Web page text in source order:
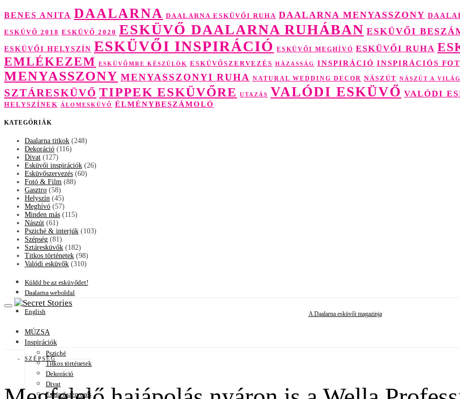
BENES ANITA DAALARNA DAALARNA ESKÜVŐI RUHA DAALARNA MENYASSZONY
ESKÜVŐ 2018 ESKÜVŐ 2020 ESKÜVŐ DAALARNA RUHÁBAN ESKÜVŐI
ESKÜVŐI HELYSZÍN ESKÜVŐI INSPIRÁCIÓ ESKÜVŐI MEGHÍVÓ ESKÜVŐI RUHA
EMLÉKEZEM
ESKÜVŐMRE KÉSZÜLÖK ESKÜVŐSZERVEZÉS HÁZASSÁG INSPIRÁCIÓ INSPIRÁCIÓS
MENYASSZONY MENYASSZONYI RUHA NATURAL WEDDING DECOR NÁSZÚT NÁSZÚT A
SZTÁRESKÜVŐ TIPPEK ESKÜVŐRE UTAZÁS VALÓDI ESKÜVŐ VALÓDI
HELYSZÍNEK ÁLOMESKÜVŐ ÉLMÉNYBESZÁMOLÓ
KATEGÓRIÁK
Daalarna titkok (248)
Dekoráció (116)
Divat (127)
Esküvői inspirációk (26)
Esküvőszervezés (60)
Fotó & Film (88)
Gasztro (58)
Helyszín (45)
Meghívó (57)
Minden más (115)
Nászút (61)
Psziché & interjúk (103)
Szépség (81)
Sztáresküvők (182)
Titkos történetek (98)
Valódi esküvők (310)
Küldd be az esküvődet!
Daalarna weboldal
English A Daalarna esküvői magazinja
MÚZSA
Inspirációk
Psziché
Titkos történetek
Dekoráció
Divat
Esküvőszervezés
SZÉPSÉG